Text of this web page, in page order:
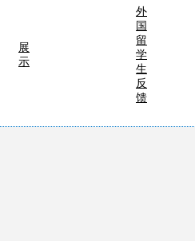
展
示
外
国
留
学
生
反
馈